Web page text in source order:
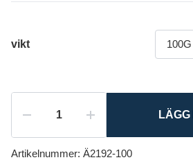
vikt
LÄGG
Artikelnummer: Ä2192-100